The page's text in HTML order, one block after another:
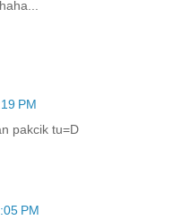
PM
pakcik tu=D
PM